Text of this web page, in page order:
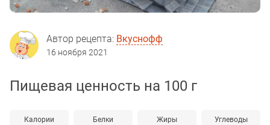
Автор рецепта: Вкуснофф
16 ноября 2021
Пищевая ценность на 100 г
Калории Белки Жиры Углеводы